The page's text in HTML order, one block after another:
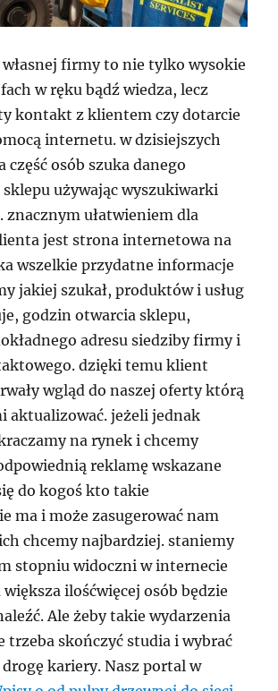
firmy to nie tylko wysokie
w ręku bądź wiedza, lecz
kontakt z klientem czy dotarcie
internetu. w dzisiejszych
część osób szuka danego
sklepu używając wyszukiwarki
ułatwieniem dla
jest strona internetowa na
wszelkie przydatne informacje
jakiej szukał, produktów i usług
godzin otwarcia sklepu,
adresu siedziby firmy i
dzięki temu klient
wgląd do naszej oferty którą
aktualizować. jeżeli jednak
na rynek i chcemy
reklamę wskazane
do kogoś kto takie
ma i może zasugerować nam
chcemy najbardziej. staniemy
stopniu widoczni w internecie
ilośćwięcej osób będzie
Ale żeby takie wydarzenia
trzeba skończyć studia i wybrać
kariery. Nasz portal w